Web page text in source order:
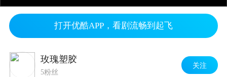
打开优酷APP，看剧流畅到起飞
玫瑰塑胶
5粉丝
关注